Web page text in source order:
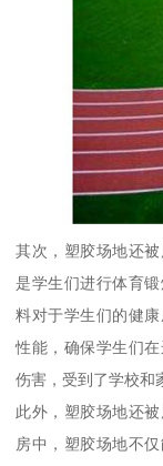
其次，塑胶场地还
是学生们进行体育
料对于学生们的健
性能，确保学生们
伤害，受到了学校和
此外，塑胶场地还
房中，塑胶场地不